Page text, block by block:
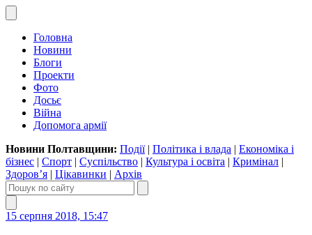
Головна
Новини
Блоги
Проекти
Фото
Досьє
Війна
Допомога армії
Новини Полтавщини: Події| Політика і влада | Економіка і
бізнес | Спорт | Суспільство | Культура і освіта | Кримінал |
Здоров’я | Цікавинки | Архів
15 серпня 2018, 15:47